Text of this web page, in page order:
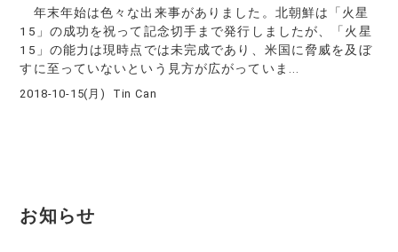
年末年始は色々な出来事がありました。北朝鮮は「火星
15」の成功を祝って記念切手まで発行しましたが、「火星
15」の能力は現時点では未完成であり、米国に脅威を及ぼ
すに至っていないという見方が広がっていま...
2018-10-15(月) Tin Can
お知らせ